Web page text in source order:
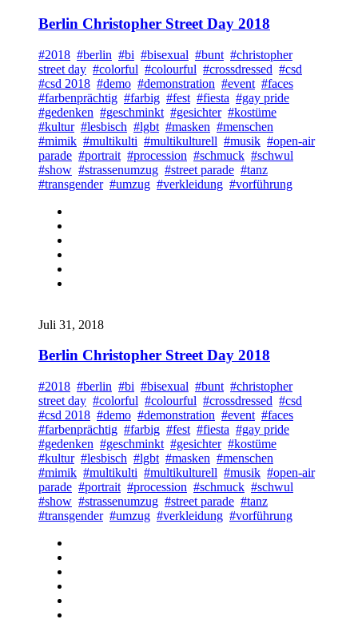
Berlin Christopher Street Day 2018
#2018 #berlin #bi #bisexual #bunt #christopher
street day #colorful #colourful #crossdressed #csd
#csd 2018 #demo #demonstration #event #faces
#farbenprächtig #farbig #fest #fiesta #gay pride
#gedenken #geschminkt #gesichter #kostüme
#kultur #lesbisch #lgbt #masken #menschen
#mimik #multikulti #multikulturell #musik #open-air
parade #portrait #procession #schmuck #schwul
#show #strassenumzug #street parade #tanz
#transgender #umzug #verkleidung #vorführung
Juli 31, 2018
Berlin Christopher Street Day 2018
#2018 #berlin #bi #bisexual #bunt #christopher
street day #colorful #colourful #crossdressed #csd
#csd 2018 #demo #demonstration #event #faces
#farbenprächtig #farbig #fest #fiesta #gay pride
#gedenken #geschminkt #gesichter #kostüme
#kultur #lesbisch #lgbt #masken #menschen
#mimik #multikulti #multikulturell #musik #open-air
parade #portrait #procession #schmuck #schwul
#show #strassenumzug #street parade #tanz
#transgender #umzug #verkleidung #vorführung